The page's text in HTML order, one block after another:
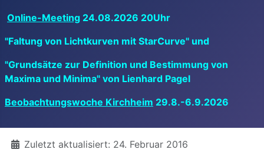
Online-Meeting 24.08.2026 20Uhr
"Faltung von Lichtkurven mit StarCurve" und
"Grundsätze zur Definition und Bestimmung von
Maxima und Minima" von Lienhard Pagel
Beobachtungswoche Kirchheim 29.8.-6.9.2026
DetailsZuletzt aktualisiert: 24. Februar 2016